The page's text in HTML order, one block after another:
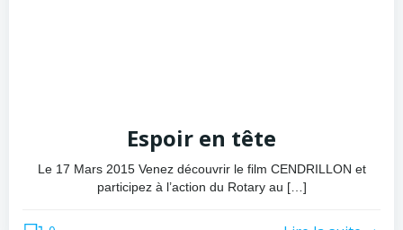
Espoir en tête
Le 17 Mars 2015 Venez découvrir le film CENDRILLON et
participez à l’action du Rotary au […]